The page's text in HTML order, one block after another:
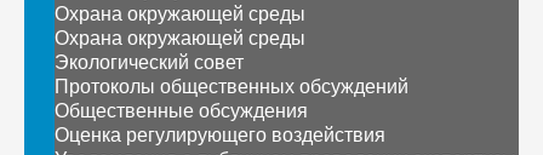
Охрана окружающей среды
Охрана окружающей среды
Экологический совет
Протоколы общественных обсуждений
Общественные обсуждения
Оценка регулирующего воздействия